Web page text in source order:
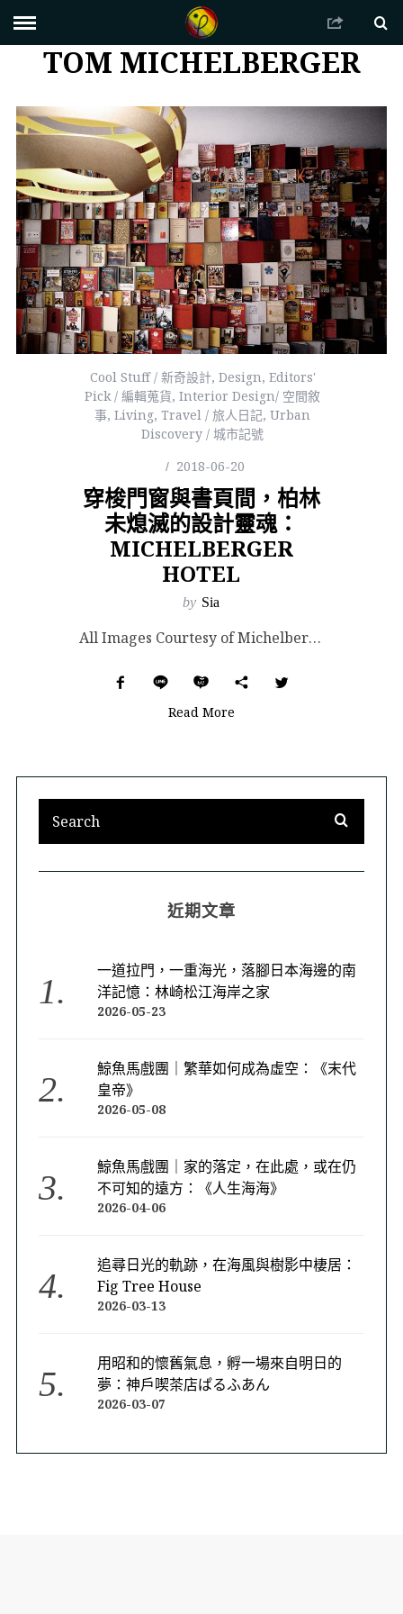
TOM MICHELBERGER
Cool Stuff / 新奇設計, Design, Editors'
Pick / 編輯蒐貨,Interior Design/ 空間敘
事,Living,Travel / 旅人日記,Urban
Discovery / 城市記號
2018-06-20
穿梭門窗與書頁間，柏林
未熄滅的設計靈魂：
MICHELBERGER
HOTEL
by Sia
All Images Courtesy of Michelberger Hotel. 如果在柏林要找...
Read More
近期文章
一道拉門，一重海光，落腳日本海邊的南
洋記憶：林崎松江海岸之家
2026-05-23
鯨魚馬戲團｜繁華如何成為虛空：《末代
皇帝》
2026-05-08
鯨魚馬戲團｜家的落定，在此處，或在仍
不可知的遠方：《人生海海》
2026-04-06
追尋日光的軌跡，在海風與樹影中棲居：
Fig Tree House
2026-03-13
用昭和的懷舊氣息，孵一場來自明日的
夢：神戶喫茶店ぱるふあん
2026-03-07